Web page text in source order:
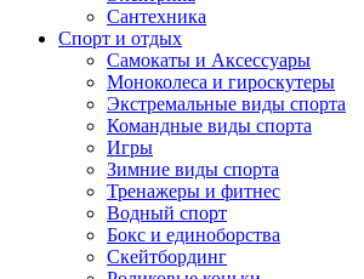
Сантехника
Спорт и отдых
Самокаты и Аксессуары
Моноколеса и гироскутеры
Экстремальные виды спорта
Командные виды спорта
Игры
Зимние виды спорта
Тренажеры и фитнес
Водный спорт
Бокс и единоборства
Скейтбординг